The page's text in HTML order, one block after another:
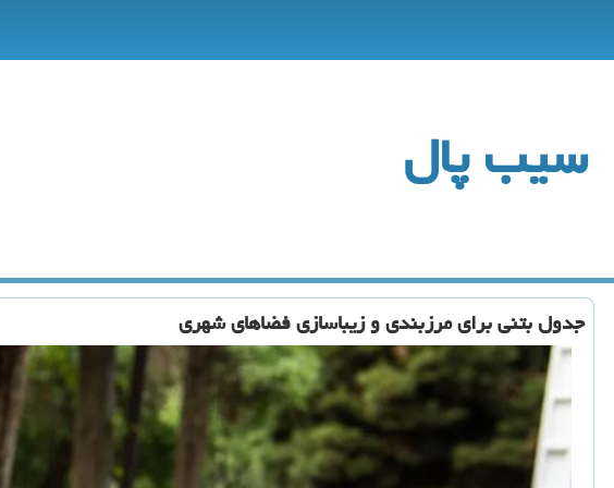
سیب پال
جدول بتنی برای مرزبندی و زیباسازی فضاهای شهری